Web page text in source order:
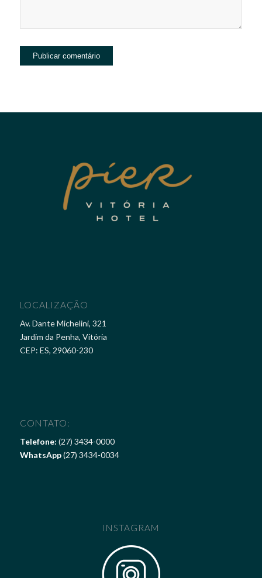
LOCALIZAÇÃO
Av. Dante Michelini, 321
Jardim da Penha, Vitória
CEP: ES, 29060-230
CONTATO:
Telefone: (27) 3434-0000
WhatsApp(27) 3434-0034
INSTAGRAM